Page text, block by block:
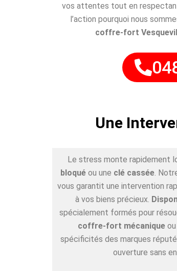
vos attentes tout en
l’action pourquoi nous
coffre-fort
Une
Le stress monte rapidement
bloquéou une clé cassée.
vous garantit une intervention
à vos biens précieux.
spécialement formés pour
coffre-fort mécanique
spécificités des marques
ouverture sans